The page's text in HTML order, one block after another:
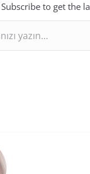
Subscribe to get the